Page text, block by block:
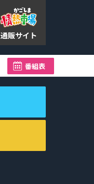
通販サイト
台風13号 奄美地方
番組表